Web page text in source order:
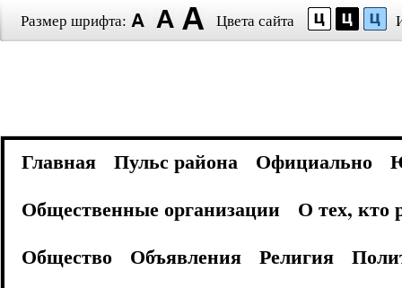
Размер шрифта: Цвета сайта
Главная Пульс района Официально
Общественные организации
О тех, кто
Общество
Объявления Религия